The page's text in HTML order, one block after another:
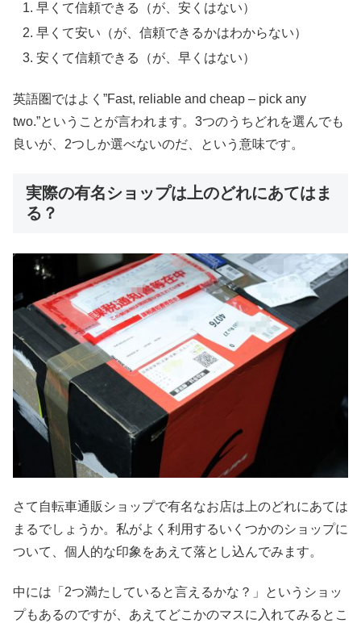
早くて信頼できる（が、安くはない）
早くて安い（が、信頼できるかはわからない）
安くて信頼できる（が、早くはない）
英語圏ではよく”Fast, reliable and cheap – pick any
two.”ということが言われます。3つのうちどれを選んでも
良いが、2つしか選べないのだ、という意味です。
実際の有名ショップは上のどれにあてはま
る？
さて自転車通販ショップで有名なお店は上のどれにあては
まるでしょうか。私がよく利用するいくつかのショップに
ついて、個人的な印象をあえて落とし込んでみます。
中には「2つ満たしていると言えるかな？」というショッ
プもあるのですが、あえてどこかのマスに入れてみるとこ